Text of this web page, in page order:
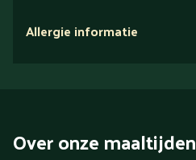
Allergie informatie
Over onze maaltijden